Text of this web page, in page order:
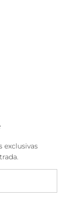
exclusivas